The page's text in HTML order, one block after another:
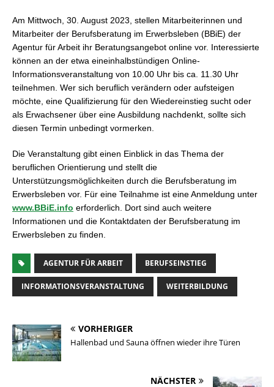
Am Mittwoch, 30. August 2023, stellen Mitarbeiterinnen und
Mitarbeiter der Berufsberatung im Erwerbsleben (BBiE) der
Agentur für Arbeit ihr Beratungsangebot online vor. Interessierte
können an der etwa eineinhalbstündigen Online-
Informationsveranstaltung von 10.00 Uhr bis ca. 11.30 Uhr
teilnehmen. Wer sich beruflich verändern oder aufsteigen
möchte, eine Qualifizierung für den Wiedereinstieg sucht oder
als Erwachsener über eine Ausbildung nachdenkt, sollte sich
diesen Termin unbedingt vormerken.
Die Veranstaltung gibt einen Einblick in das Thema der
beruflichen Orientierung und stellt die
Unterstützungsmöglichkeiten durch die Berufsberatung im
Erwerbsleben vor. Für eine Teilnahme ist eine Anmeldung unter
www.BBiE.info erforderlich. Dort sind auch weitere
Informationen und die Kontaktdaten der Berufsberatung im
Erwerbsleben zu finden.
AGENTUR FÜR ARBEIT BERUFSEINSTIEG
INFORMATIONSVERANSTALTUNG WEITERBILDUNG
VORHERIGER
Hallenbad und Sauna öffnen wieder ihre Türen
NÄCHSTER